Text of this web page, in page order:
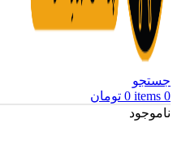
جستجو
0
items
0 تومان
ناموجود